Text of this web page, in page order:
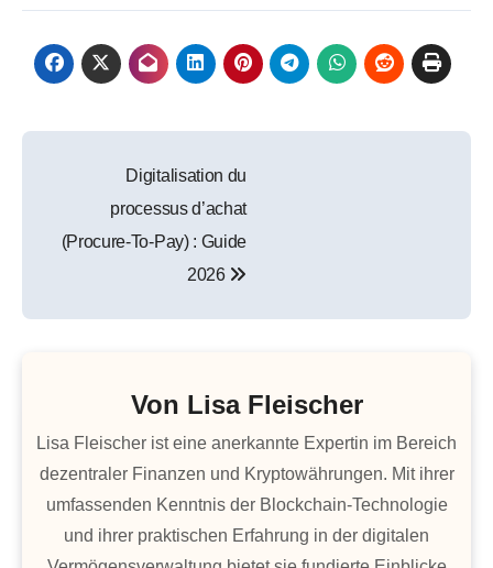
Digitalisation du
processus d’achat
(Procure-To-Pay) : Guide
2026
Von Lisa Fleischer
Lisa Fleischer ist eine anerkannte Expertin im Bereich
dezentraler Finanzen und Kryptowährungen. Mit ihrer
umfassenden Kenntnis der Blockchain-Technologie
und ihrer praktischen Erfahrung in der digitalen